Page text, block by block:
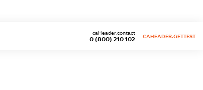
0 (800) 210 102
caHeader.contact
CAHEADER.GETTEST